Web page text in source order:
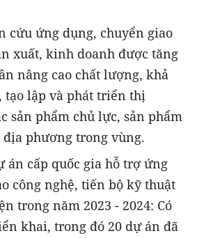
cứu ứng dụng, chuyển giao
xuất, kinh doanh được tăng
nâng cao chất lượng, khả
tạo lập và phát triển thị
sản phẩm chủ lực, sản phẩm
địa phương trong vùng.
án cấp quốc gia hỗ trợ ứng
công nghệ, tiến bộ kỹ thuật
trong năm 2023 - 2024: Có
khai, trong đó 20 dự án đã